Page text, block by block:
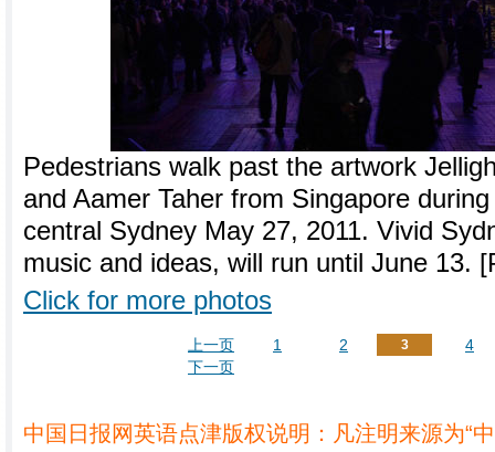
Pedestrians walk past the artwork
and Aamer Taher from Singapore
central Sydney May 27, 2011. Vivid
music and ideas, will run until June 13.
Click for more photos
上一页 1 2 3
4
下一页
中国日报网英语点津版权说明：凡注明来源为“